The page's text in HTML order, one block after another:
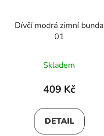
Dívčí modrá zimní bunda
01
Skladem
409 Kč
DETAIL